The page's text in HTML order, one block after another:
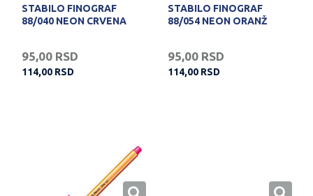
STABILO FINOGRAF
88/040 NEON CRVENA
95,00 RSD
114,00 RSD
STABILO FINOGRAF
88/054 NEON ORANŽ
95,00 RSD
114,00 RSD